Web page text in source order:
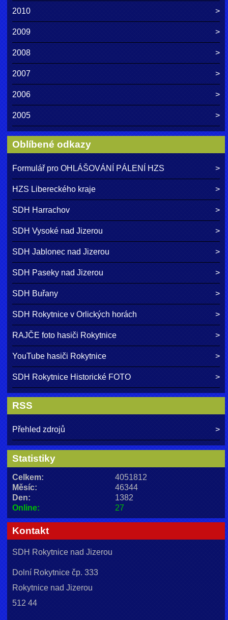
2010
2009
2008
2007
2006
2005
Oblíbené odkazy
Formulář pro OHLÁŠOVÁNÍ PÁLENÍ HZS
HZS Libereckého kraje
SDH Harrachov
SDH Vysoké nad Jizerou
SDH Jablonec nad Jizerou
SDH Paseky nad Jizerou
SDH Buřany
SDH Rokytnice v Orlických horách
RAJČE foto hasiči Rokytnice
YouTube hasiči Rokytnice
SDH Rokytnice Historické FOTO
RSS
Přehled zdrojů
Statistiky
Online: 27
Celkem:
4051812
Měsíc:
46344
Den:
1382
Kontakt
SDH Rokytnice nad Jizerou
Dolní Rokytnice čp. 333
Rokytnice nad Jizerou
512 44